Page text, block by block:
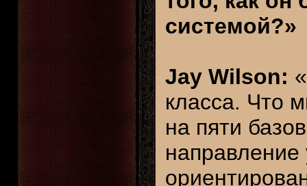
системой?»
Jay Wilson:
класса. Что
на пяти